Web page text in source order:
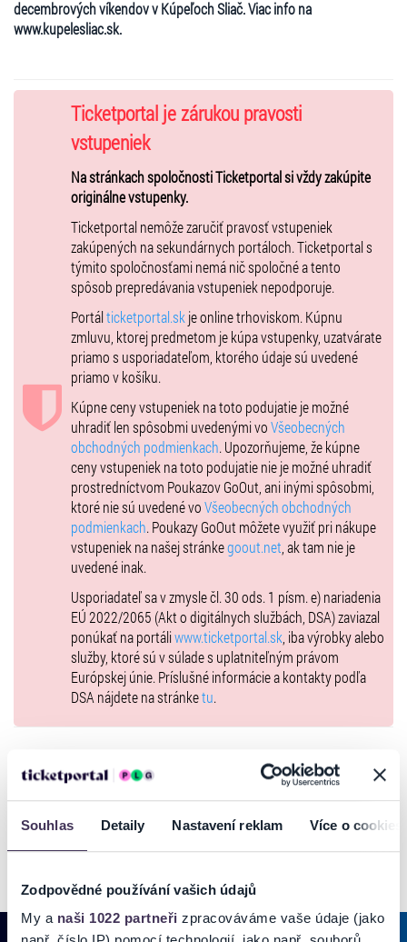
Souhlas Detaily Nastavení reklam Více o cookies
Zodpovědné používání vašich údajů
My a naši 1022 partneři zpracováváme vaše údaje (jako
decembrových víkendov v Kúpeľoch Sliač. Viac info na
www.kupelesliac.sk.
Ticketportal je zárukou pravosti
vstupeniek
Na stránkach spoločnosti Ticketportal si vždy zakúpite
originálne vstupenky.
Ticketportal nemôže zaručiť pravosť vstupeniek
zakúpených na sekundárnych portáloch. Ticketportal s
týmito spoločnosťami nemá nič spoločné a tento
spôsob prepredávania vstupeniek nepodporuje.
Portálticketportal.sk je online trhoviskom. Kúpnu
zmluvu, ktorej predmetom je kúpa vstupenky, uzatvárate
priamo s usporiadateľom, ktorého údaje sú uvedené
priamo v košíku.
Kúpne ceny vstupeniek na toto podujatie je možné
uhradiť len spôsobmi uvedenými voVšeobecných
obchodných podmienkach. Upozorňujeme, že kúpne
ceny vstupeniek na toto podujatie nie je možné uhradiť
prostredníctvom Poukazov GoOut, ani inými spôsobmi,
ktoré nie sú uvedené voVšeobecných obchodných
podmienkach. Poukazy GoOut môžete využiť pri nákupe
vstupeniek na našej stránkegoout.net , ak tam nie je
uvedené inak.
Usporiadateľ sa v zmysle čl. 30 ods. 1 písm. e) nariadenia
EÚ 2022/2065 (Akt o digitálnych službách, DSA) zaviazal
ponúkať na portáliwww.ticketportal.sk , iba výrobky alebo
služby, ktoré sú v súlade s uplatniteľným právom
Európskej únie. Príslušné informácie a kontakty podľa
DSA nájdete na stránketu.
GALÉRIA